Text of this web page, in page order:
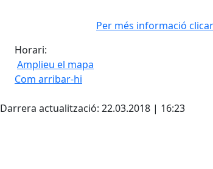
Per més informació
Horari:
Amplieu el mapa
Com arribar-hi
Darrera actualització: 22.03.2018 | 16:23